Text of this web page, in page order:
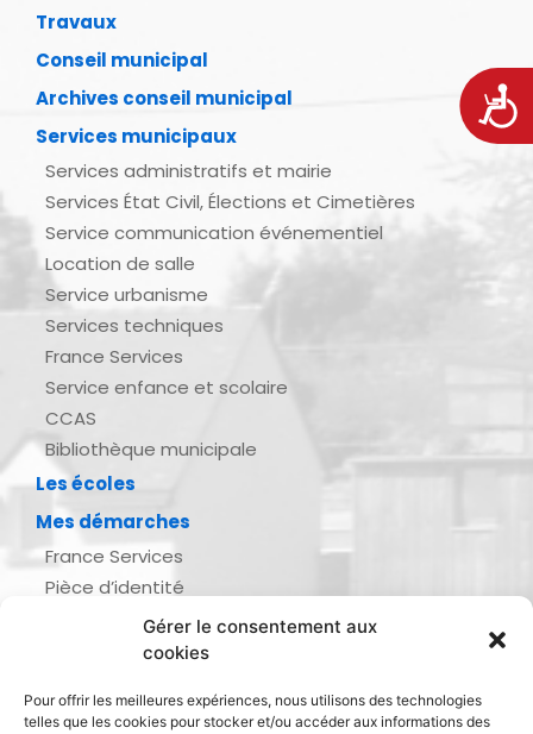
Gérer le consentement aux
cookies
Pour offrir les meilleures expériences, nous utilisons des technologies
telles que les cookies pour stocker et/ou accéder aux informations des
Travaux
Conseil municipal
Archives conseil municipal
Services municipaux
Services administratifs et mairie
Services État Civil, Élections et Cimetières
Service communication événementiel
Location de salle
Service urbanisme
Services techniques
France Services
Service enfance et scolaire
CCAS
Bibliothèque municipale
Les écoles
Mes démarches
France Services
Pièce d’identité
Demande d’actes d’état civil
Inscription listes électorales